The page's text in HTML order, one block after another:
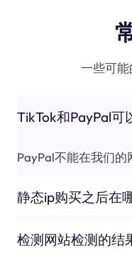
一些可
TikTok和PayPal可
PayPal不能在我们的
静态ip购买之后在
检测网站检测的结